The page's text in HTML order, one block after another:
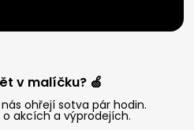
v malíčku? 🍏
ohřejí sotva pár hodin.
akcích a výprodejích.